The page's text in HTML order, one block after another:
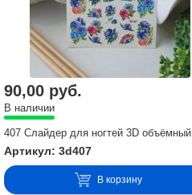
90,00 руб.
В наличии
407 Слайдер для ногтей 3D объёмный
Артикул: 3d407
В корзину